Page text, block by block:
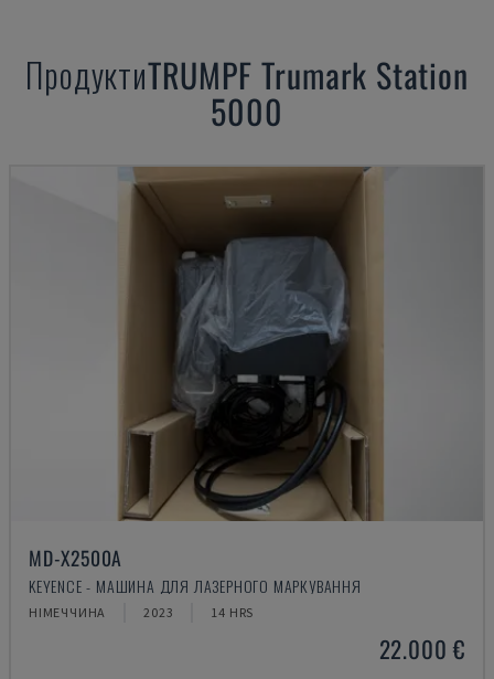
ПродуктиTRUMPF Trumark Station
5000
MD-X2500A
KEYENCE - МАШИНА ДЛЯ ЛАЗЕРНОГО МАРКУВАННЯ
НІМЕЧЧИНА 2023 14 HRS
22.000 €